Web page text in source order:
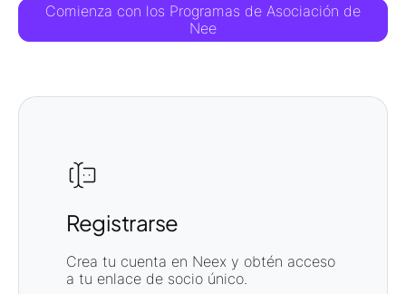
Comienza con los Programas de Asociación de
Nee
Registrarse
Crea tu cuenta en Neex y obtén acceso
a tu enlace de socio único.